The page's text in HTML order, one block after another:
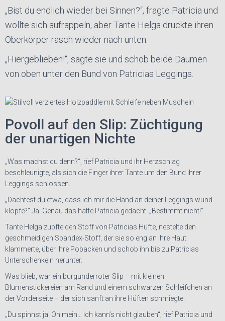
„Bist du endlich wieder bei Sinnen?“, fragte Patricia und
wollte sich aufrappeln, aber Tante Helga drückte ihren
Oberkörper rasch wieder nach unten.
„Hiergeblieben!“, sagte sie und schob beide Daumen
von oben unter den Bund von Patricias Leggings.
Povoll auf den Slip: Züchtigung
der unartigen Nichte
„Was machst du denn?“, rief Patricia und ihr Herzschlag
beschleunigte, als sich die Finger ihrer Tante um den Bund ihrer
Leggings schlossen.
„Dachtest du etwa, dass ich mir die Hand an deiner Leggings wund
klopfe?“ Ja. Genau das hatte Patricia gedacht. „Bestimmt nicht!“
Tante Helga zupfte den Stoff von Patricias Hüfte, nestelte den
geschmeidigen Spandex-Stoff, der sie so eng an ihre Haut
klammerte, über ihre Pobacken und schob ihn bis zu Patricias
Unterschenkeln herunter.
Was blieb, war ein burgunderroter Slip – mit kleinen
Blumenstickereien am Rand und einem schwarzen Schleifchen an
der Vorderseite – der sich sanft an ihre Hüften schmiegte.
„Du spinnst ja. Oh mein… Ich kann’s nicht glauben“, rief Patricia und